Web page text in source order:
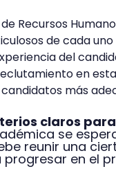
Recursos
de cada
del
en
más
claros
se
reunir una
en el